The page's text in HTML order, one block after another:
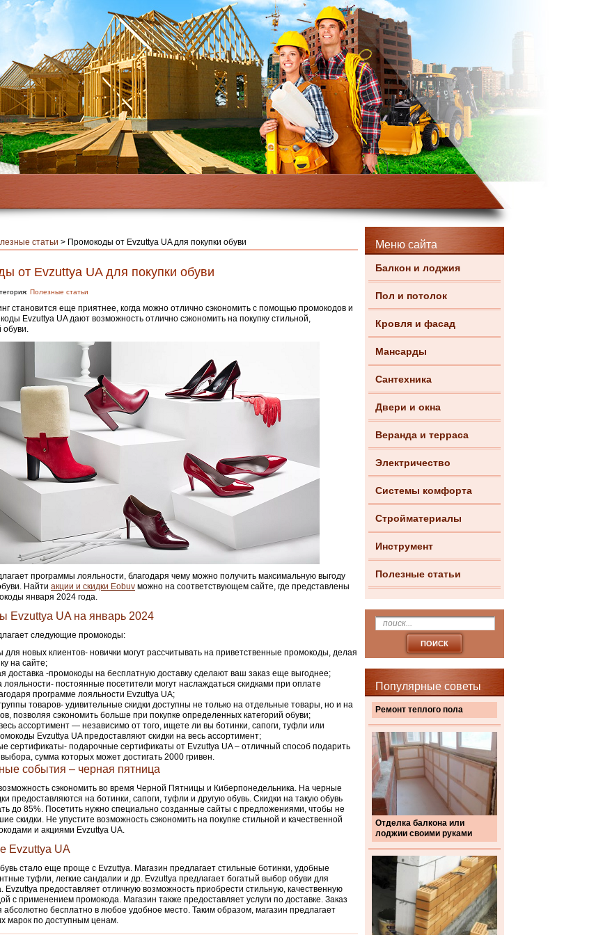
Меню сайта
Балкон и лоджия
Пол и потолок
Кровля и фасад
Мансарды
Сантехника
Двери и окна
Веранда и терраса
Электричество
Системы комфорта
Стройматериалы
Инструмент
Полезные статьи
Популярные советы
Ремонт теплого пола
Отделка балкона или
лоджии своими руками
статьи > Промокоды от Evzuttya UA для покупки обуви
от Evzuttya UA для покупки обуви
Полезные статьи
становится еще приятнее, когда можно отлично сэкономить с помощью промокодов и
Evzuttya UA дают возможность отлично сэкономить на покупку стильной,
обуви.
программы лояльности, благодаря чему можно получить максимальную выгоду
Найти акции и скидки Eobuv можно на соответствующем сайте, где представлены
января 2024 года.
Evzuttya UA на январь 2024
следующие промокоды:
для новых клиентов- новички могут рассчитывать на приветственные промокоды, делая
на сайте;
доставка -промокоды на бесплатную доставку сделают ваш заказ еще выгоднее;
лояльности- постоянные посетители могут наслаждаться скидками при оплате
программе лояльности Evzuttya UA;
товаров- удивительные скидки доступны не только на отдельные товары, но и на
позволяя сэкономить больше при покупке определенных категорий обуви;
ассортимент — независимо от того, ищете ли вы ботинки, сапоги, туфли или
Evzuttya UA предоставляют скидки на весь ассортимент;
сертификаты- подарочные сертификаты от Evzuttya UA – отличный способ подарить
сумма которых может достигать 2000 гривен.
события – черная пятница
сэкономить во время Черной Пятницы и Киберпонедельника. На черные
предоставляются на ботинки, сапоги, туфли и другую обувь. Скидки на такую обувь
до 85%. Посетить нужно специально созданные сайты с предложениями, чтобы не
скидки. Не упустите возможность сэкономить на покупке стильной и качественной
и акциями Evzuttya UA.
Evzuttya UA
стало еще проще с Evzuttya. Магазин предлагает стильные ботинки, удобные
туфли, легкие сандалии и др. Evzuttya предлагает богатый выбор обуви для
Evzuttya предоставляет отличную возможность приобрести стильную, качественную
с применением промокода. Магазин также предоставляет услуги по доставке. Заказ
абсолютно бесплатно в любое удобное место. Таким образом, магазин предлагает
марок по доступным ценам.